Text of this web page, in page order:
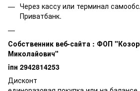
Через кассу или терминал
Приватбанк.
Собственник веб-сайта : ФОП
Миколайович"
iпн 2942814253
Дисконт